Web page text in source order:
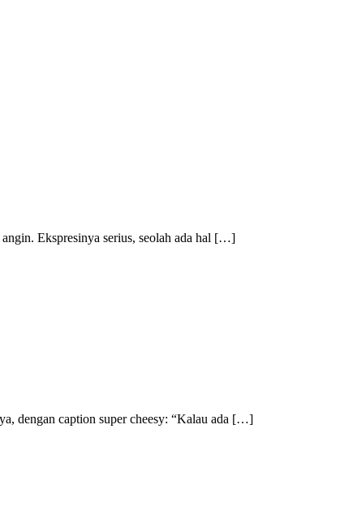
Ekspresinya serius, seolah ada hal […]
dengan caption super cheesy: “Kalau ada […]